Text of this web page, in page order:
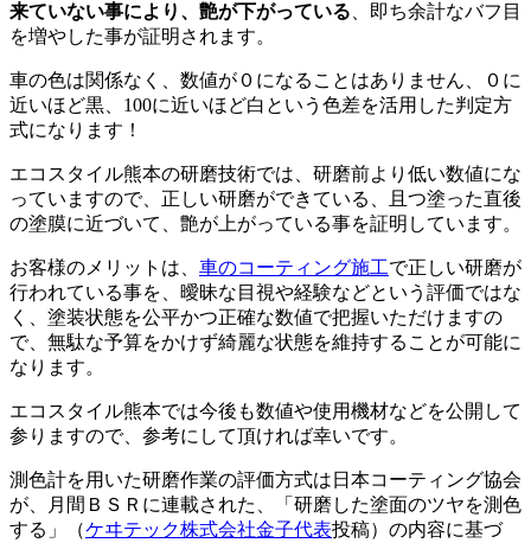
来ていない事により、艶が下がっている 、即ち余計なバフ目
を増やした事が証明 されます。
車の色は関係なく、数値が０になることはありません、０に
近いほど黒、100に近いほど白という色差を活用した判定方
式になります！
エコスタイル熊本の研磨技術では、研磨前より低い数値にな
っていますので、正しい研磨ができている、且つ塗った直後
の塗膜に近づいて、艶が上がっている事を証明しています。
お客様のメリットは、 車のコーティング施工で正しい研磨が
行われている事を、曖昧な目視や経験などという評価ではな
く、塗装状態を公平かつ正確な数値で把握いただけますの
で、無駄な予算をかけず綺麗な状態を維持することが可能に
なります。
エコスタイル熊本では今後も数値や使用機材などを公開して
参りますので、参考にして頂ければ幸いです。
測色計を用いた研磨作業の評価方式は日本コーティング協会
が、月間ＢＳＲに連載された、「研磨した塗面のツヤを測色
する」（ケヰテック株式会社金子代表投稿）の内容に基づ